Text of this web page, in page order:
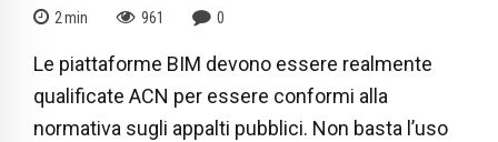
2min 961 0
Le piattaforme BIM devono essere realmente
qualificate ACN per essere conformi alla
normativa sugli appalti pubblici. Non basta l’uso